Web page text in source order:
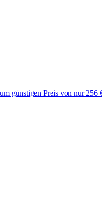
günstigen Preis von nur